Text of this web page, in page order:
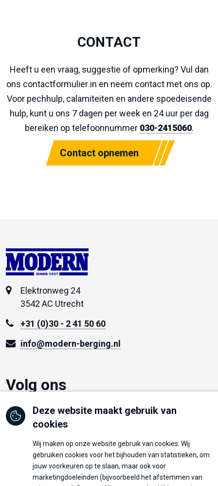
CONTACT
Heeft u een vraag, suggestie of opmerking? Vul dan
ons contactformulier in en neem contact met ons op.
Voor pechhulp, calamiteiten en andere spoedeisende
hulp, kunt u ons 7 dagen per week en 24 uur per dag
bereiken op telefoonnummer 030-2415060.
Contact opnemen
Deze website maakt gebruik van
cookies
Wij maken op onze website gebruik van cookies. Wij
gebruiken cookies voor het bijhouden van statistieken, om
jouw voorkeuren op te slaan, maar ook voor
marketingdoeleinden (bijvoorbeeld het afstemmen van
SINDS 1937
Elektronweg 24
3542 AC Utrecht
+31 (0)30 - 2 41 50 60
info@modern-berging.nl
Volg ons
BTW nummer:
NL823335203B01
NL92 RABO 0140 0339 04
RABONL2U